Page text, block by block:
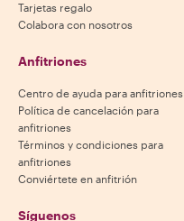
Tarjetas regalo
Colabora con nosotros
Anfitriones
Centro de ayuda para anfitriones
Política de cancelación para
anfitriones
Términos y condiciones para
anfitriones
Conviértete en anfitrión
Síguenos